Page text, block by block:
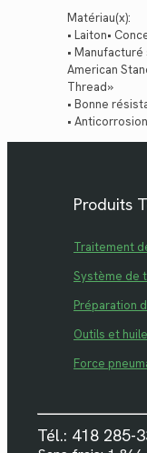
Matériau(x):
• Laiton•
•
American
Thread»
• Bonne
•
Produits
Traitement
Système de
Préparation
Outils et
Force
Tél.: 418 285-